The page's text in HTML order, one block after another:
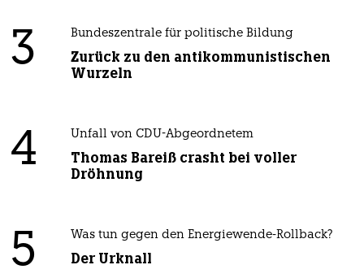
3 Bundeszentrale für politische Bildung
Zurück zu den antikommunistischen
Wurzeln
4 Unfall von CDU-Abgeordnetem
Thomas Bareiß crasht bei voller
Dröhnung
5 Was tun gegen den Energiewende-Rollback?
Der Urknall